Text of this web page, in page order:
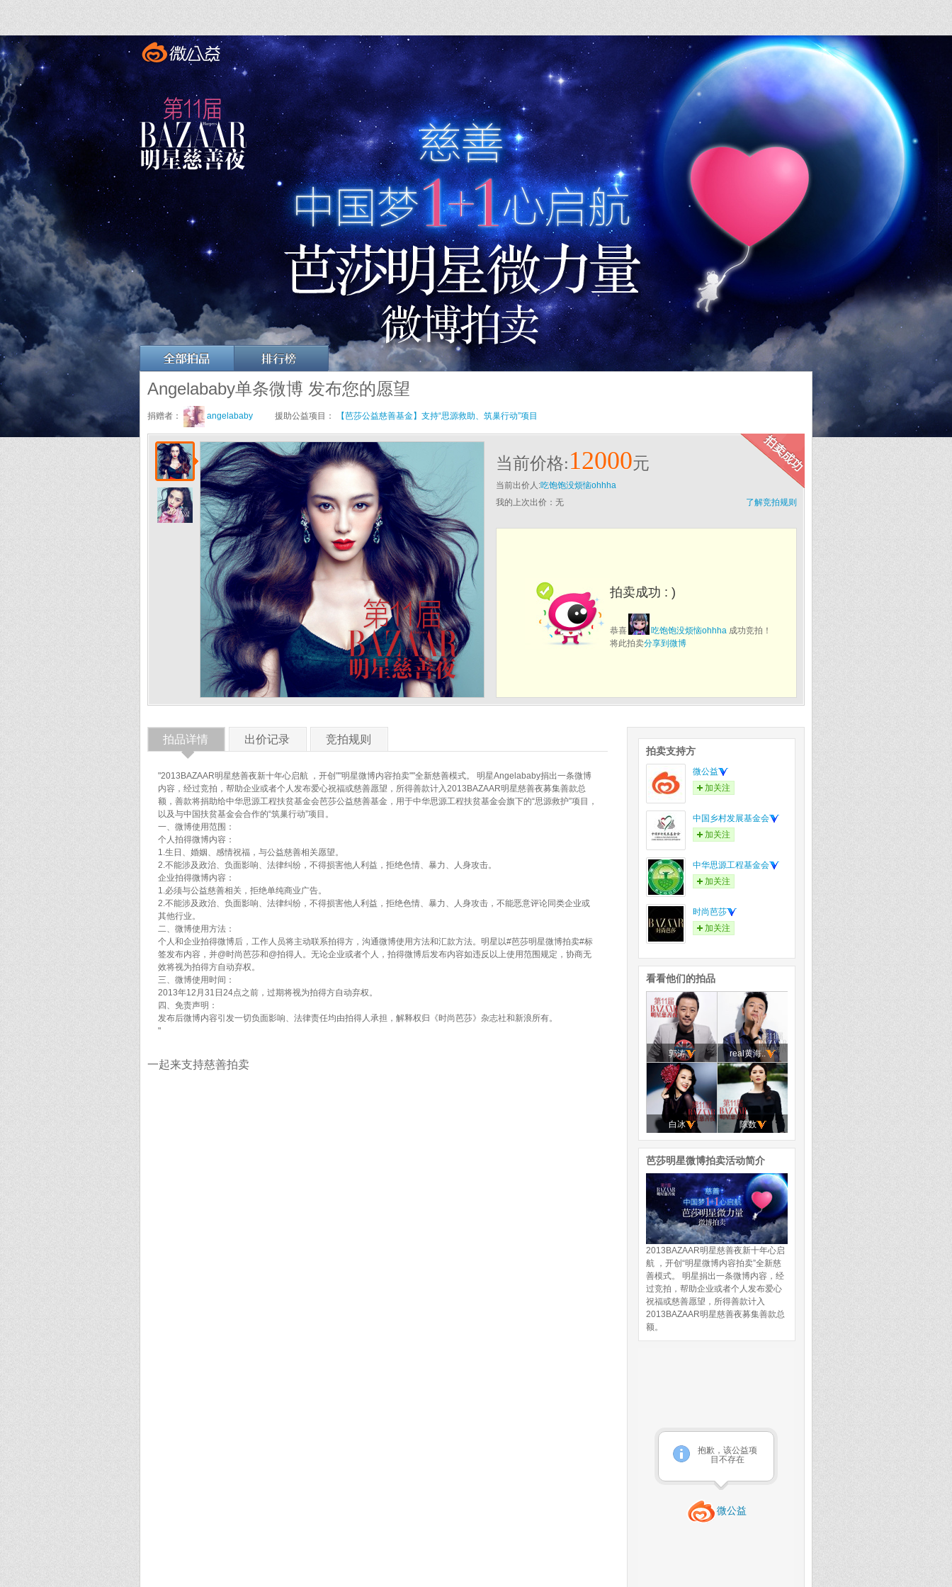
Angelababy单条微博 发布您的愿望
捐赠者： angelababy 援助公益项目： 【芭莎公益慈善基金】支持“思源救助、筑巢行动”项目
当前价格:12000元
当前出价人:吃饱饱没烦恼ohhha
了解竞拍规则
我的上次出价： 无
拍卖成功 : )
恭喜 吃饱饱没烦恼ohhha 成功竞拍！
将此拍卖分享到微博
拍品详情
◆
出价记录 竞拍规则
"2013BAZAAR明星慈善夜新十年心启航 ，开创""明星微博内容拍卖""全新慈善模式。 明星Angelababy捐出一条微博
内容，经过竞拍，帮助企业或者个人发布爱心祝福或慈善愿望，所得善款计入2013BAZAAR明星慈善夜募集善款总
额，善款将捐助给中华思源工程扶贫基金会芭莎公益慈善基金，用于中华思源工程扶贫基金会旗下的“思源救护”项目，
以及与中国扶贫基金会合作的“筑巢行动”项目。
一、微博使用范围：
个人拍得微博内容：
1.生日、婚姻、感情祝福，与公益慈善相关愿望。
2.不能涉及政治、负面影响、法律纠纷，不得损害他人利益，拒绝色情、暴力、人身攻击。
企业拍得微博内容：
1.必须与公益慈善相关，拒绝单纯商业广告。
2.不能涉及政治、负面影响、法律纠纷，不得损害他人利益，拒绝色情、暴力、人身攻击，不能恶意评论同类企业或
其他行业。
二、微博使用方法：
个人和企业拍得微博后，工作人员将主动联系拍得方，沟通微博使用方法和汇款方法。明星以#芭莎明星微博拍卖#标
签发布内容，并@时尚芭莎和@拍得人。无论企业或者个人，拍得微博后发布内容如违反以上使用范围规定，协商无
效将视为拍得方自动弃权。
三、微博使用时间：
2013年12月31日24点之前，过期将视为拍得方自动弃权。
四、免责声明：
发布后微博内容引发一切负面影响、法律责任均由拍得人承担，解释权归《时尚芭莎》杂志社和新浪所有。
"
一起来支持慈善拍卖
拍卖支持方
微公益
加关注
中国乡村发展基金会
加关注
中华思源工程基金会
加关注
时尚芭莎
加关注
看看他们的拍品
郭涛 real黄海..
白冰 陈数
芭莎明星微博拍卖活动简介
2013BAZAAR明星慈善夜新十年心启
航 ，开创“明星微博内容拍卖”全新慈
善模式。 明星捐出一条微博内容，经
过竞拍，帮助企业或者个人发布爱心
祝福或慈善愿望，所得善款计入
2013BAZAAR明星慈善夜募集善款总
额。